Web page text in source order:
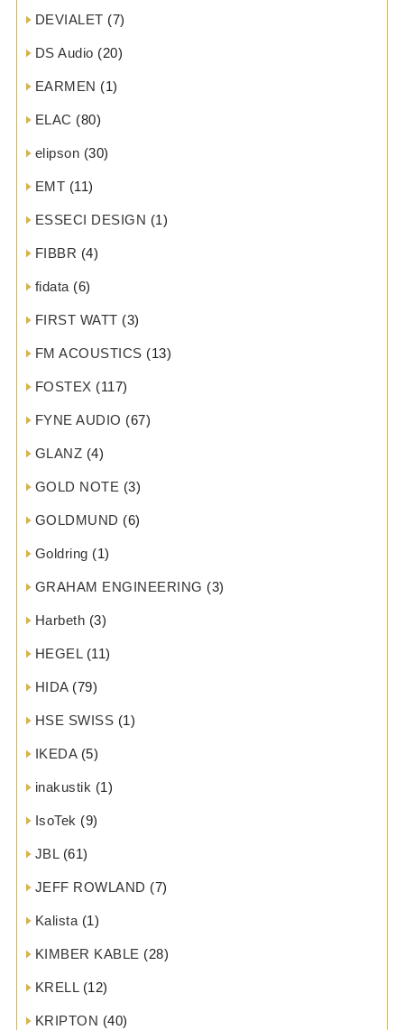
DEVIALET (7)
DS Audio (20)
EARMEN (1)
ELAC (80)
elipson (30)
EMT (11)
ESSECI DESIGN (1)
FIBBR (4)
fidata (6)
FIRST WATT (3)
FM ACOUSTICS (13)
FOSTEX (117)
FYNE AUDIO (67)
GLANZ (4)
GOLD NOTE (3)
GOLDMUND (6)
Goldring (1)
GRAHAM ENGINEERING (3)
Harbeth (3)
HEGEL(11)
HIDA(79)
HSE SWISS (1)
IKEDA(5)
inakustik (1)
IsoTek (9)
JBL(61)
JEFF ROWLAND (7)
Kalista (1)
KIMBER KABLE (28)
KRELL(12)
KRIPTON (40)